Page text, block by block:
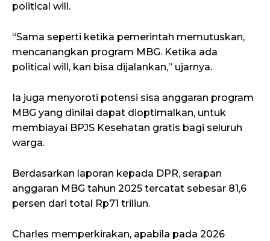
political will.
“Sama seperti ketika pemerintah memutuskan,
mencanangkan program MBG. Ketika ada
political will, kan bisa dijalankan,” ujarnya.
Ia juga menyoroti potensi sisa anggaran program
MBG yang dinilai dapat dioptimalkan, untuk
membiayai BPJS Kesehatan gratis bagi seluruh
warga.
Berdasarkan laporan kepada DPR, serapan
anggaran MBG tahun 2025 tercatat sebesar 81,6
persen dari total Rp71 triliun.
Charles memperkirakan, apabila pada 2026